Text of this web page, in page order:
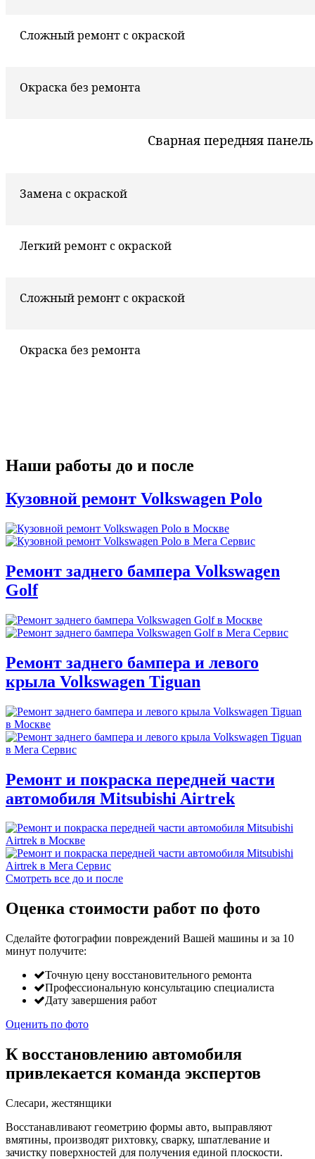
Сложный ремонт с окраской
Окраска без ремонта
Сварная передняя панель
Замена с окраской
Легкий ремонт с окраской
Сложный ремонт с окраской
Окраска без ремонта
Наши работы до и после
Кузовной ремонт Volkswagen Polo
Ремонт заднего бампера Volkswagen
Golf
Ремонт заднего бампера и левого
крыла Volkswagen Tiguan
Ремонт и покраска передней части
автомобиля Mitsubishi Airtrek
Смотреть все до и после
Оценка стоимости работ по фото
Сделайте фотографии повреждений Вашей машины и за 10
минут получите:
Точную цену восстановительного ремонта
Профессиональную консультацию специалиста
Дату завершения работ
Оценить по фото
К восстановлению автомобиля
привлекается команда экспертов
Слесари, жестянщики
Восстанавливают геометрию формы авто, выправляют
вмятины, производят рихтовку, сварку, шпатлевание и
зачистку поверхностей для получения единой плоскости.